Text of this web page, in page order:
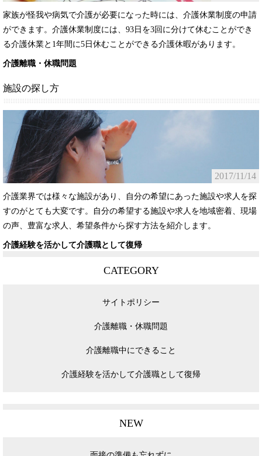
家族が怪我や病気で介護が必要になった時には、介護休業制度の申請
ができます。介護休業制度には、93日を3回に分けて休むことができ
る介護休業と1年間に5日休むことができる介護休暇があります。
介護離職・休職問題
施設の探し方
2017/11/14
介護業界では様々な施設があり、自分の希望にあった施設や求人を探
すのがとても大変です。自分の希望する施設や求人を地域密着、現場
の声、豊富な求人、希望条件から探す方法を紹介します。
介護経験を活かして介護職として復帰
CATEGORY
サイトポリシー
介護離職・休職問題
介護離職中にできること
介護経験を活かして介護職として復帰
NEW